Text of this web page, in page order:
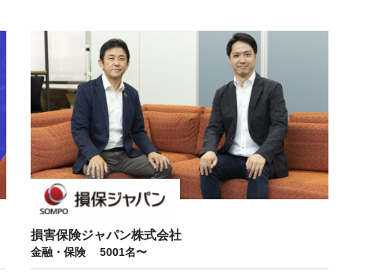
損害保険ジャパン株式会社
金融・保険 5001名〜